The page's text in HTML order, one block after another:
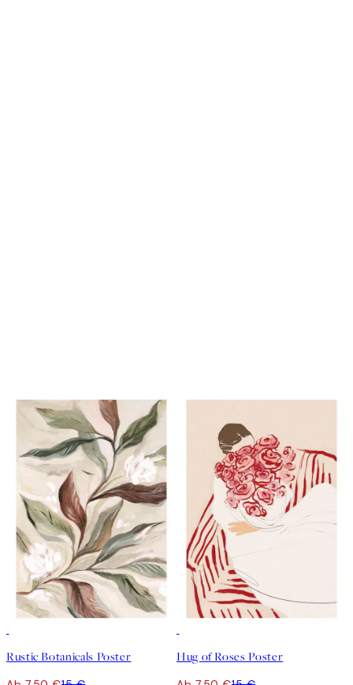
Rustic Botanicals Poster Hug of Roses Poster